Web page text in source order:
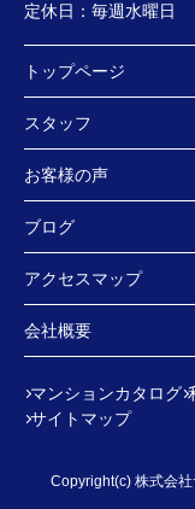
定休日： 毎週水曜日
トップページ
スタッフ
お客様の声
ブログ
アクセスマップ
会社概要
マンションカタログ
サイトマップ
Copyright(c) 株式会